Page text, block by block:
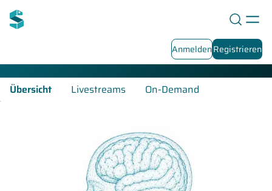
AnmeldenRegistrieren
Kinder-/Jugendpsychiatrie-Fortbildungen
Übersicht Livestreams On-Demand